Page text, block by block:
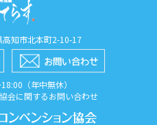
知市北本町2-10-17
（年中無休）
会に関するお問い合わせ